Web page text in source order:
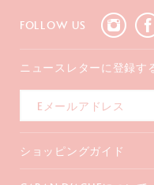
FOLLOW US
ニュースレターに登録す
ショッピングガイド
お支払いについて